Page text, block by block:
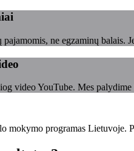
pajamomis, ne egzaminų balais.
video YouTube. Mes
mokymo programas Lietuvoje.